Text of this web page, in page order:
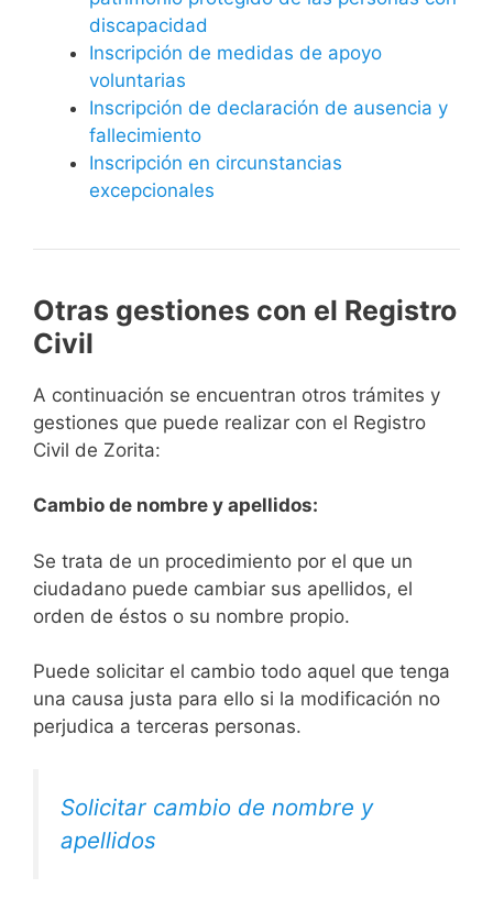
discapacidad
Inscripción de medidas de apoyo
voluntarias
Inscripción de declaración de ausencia y
fallecimiento
Inscripción en circunstancias
excepcionales
Otras gestiones con el Registro
Civil
A continuación se encuentran otros trámites y
gestiones que puede realizar con el Registro
Civil de Zorita:
Cambio de nombre y apellidos:
Se trata de un procedimiento por el que un
ciudadano puede cambiar sus apellidos, el
orden de éstos o su nombre propio.
Puede solicitar el cambio todo aquel que tenga
una causa justa para ello si la modificación no
perjudica a terceras personas.
Solicitar cambio de nombre y
apellidos